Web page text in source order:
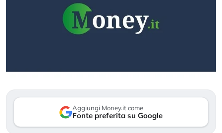
Aggiungi Money.it come
Fonte preferita su Google